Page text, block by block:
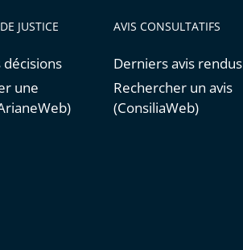
JUSTICE
une
AVIS CONSULTATIFS
Derniers avis rendus
Rechercher un avis
(ConsiliaWeb)